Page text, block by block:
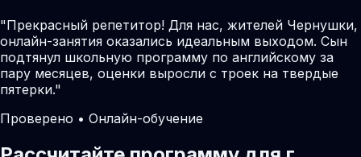
"Прекрасный репетитор! Для нас, жителей Чернушки,
онлайн-занятия оказались идеальным выходом. Сын
подтянул школьную программу по английскому за
пару месяцев, оценки выросли с троек на твердые
пятерки."
Проверено • Онлайн-обучение